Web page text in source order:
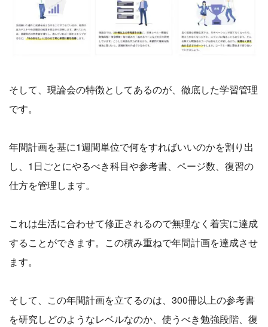
そして、現論会の特徴としてあるのが、徹底した学習管理
です。
年間計画を基に1週間単位で何をすればいいのかを割り出
し、1日ごとにやるべき科目や参考書、ページ数、復習の
仕方を管理します。
これは生活に合わせて修正されるので無理なく着実に達成
することができます。この積み重ねで年間計画を達成させ
ます。
そして、この年間計画を立てるのは、300冊以上の参考書
を研究しどのようなレベルなのか、使うべき勉強段階、復